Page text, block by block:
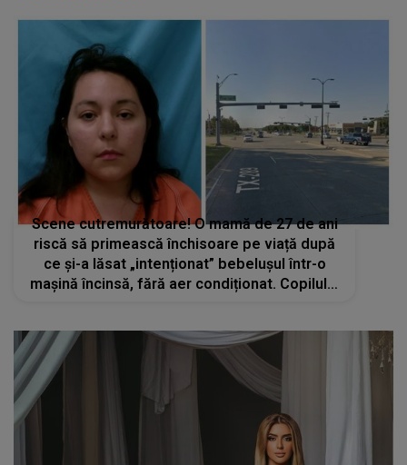
Scene cutremurătoare! O mamă de 27 de ani
riscă să primească închisoare pe viață după
ce și-a lăsat „intenționat” bebelușul într-o
mașină încinsă, fără aer condiționat. Copilul a